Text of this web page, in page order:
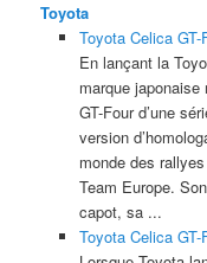
Toyota
Toyota Celica
En lançant la
marque japonaise
GT-Four d’une
version
monde des
Team Europe.
capot, sa ...
Toyota Celica